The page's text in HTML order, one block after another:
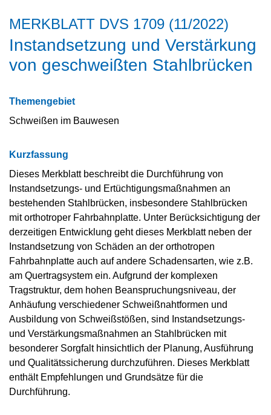
MERKBLATT DVS 1709 (11/2022)
Instandsetzung und Verstärkung
von geschweißten Stahlbrücken
Themengebiet
Schweißen im Bauwesen
Kurzfassung
Dieses Merkblatt beschreibt die Durchführung von
Instandsetzungs- und Ertüchtigungsmaßnahmen an
bestehenden Stahlbrücken, insbesondere Stahlbrücken
mit orthotroper Fahrbahnplatte. Unter Berücksichtigung der
derzeitigen Entwicklung geht dieses Merkblatt neben der
Instandsetzung von Schäden an der orthotropen
Fahrbahnplatte auch auf andere Schadensarten, wie z.B.
am Quertragsystem ein. Aufgrund der komplexen
Tragstruktur, dem hohen Beanspruchungsniveau, der
Anhäufung verschiedener Schweißnahtformen und
Ausbildung von Schweißstößen, sind Instandsetzungs-
und Verstärkungsmaßnahmen an Stahlbrücken mit
besonderer Sorgfalt hinsichtlich der Planung, Ausführung
und Qualitätssicherung durchzuführen. Dieses Merkblatt
enthält Empfehlungen und Grundsätze für die
Durchführung.